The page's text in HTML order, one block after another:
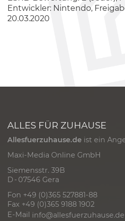
Entwickler: Nintendo,
20.03.2020
ALLES FÜR ZUHAUSE
Allesfuerzuhause.de ist ein
Maxi-Media Online GmbH
Siemensstr. 39B
D - 07546 Gera
Fon +49 (0)365 527881-88
Fax +49 (0)365 9188 1902
E-Mail info@allesfuerzuhause.de